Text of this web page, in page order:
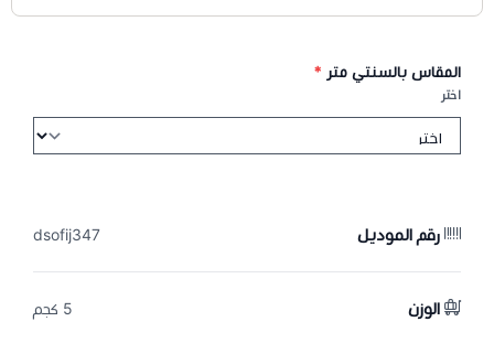
المقاس بالسنتي متر *
اختر
رقم الموديل dsofij347
الوزن 5 كجم